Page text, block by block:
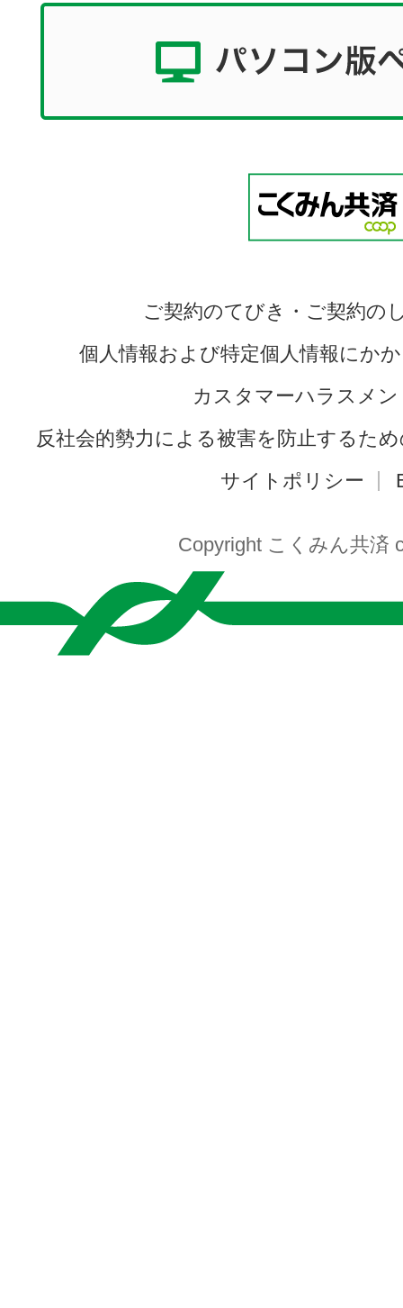
ご契約のてびき・ご契約の
個人情報および特定個人情報にか
カスタマーハラスメ
反社会的勢力による被害を防止するた
サイトポリシー
Copyright こくみん共済